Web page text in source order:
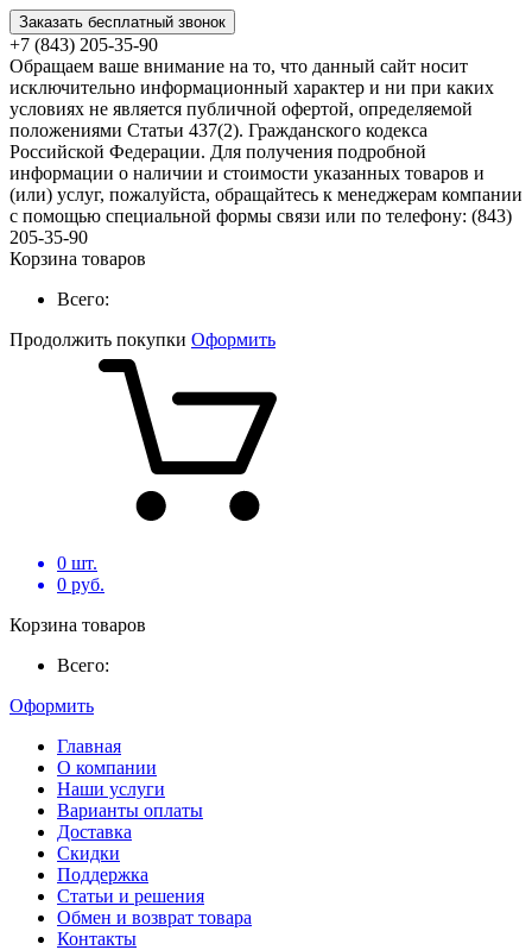
Заказать бесплатный звонок
+7 (843) 205-35-90
Обращаем ваше внимание на то, что данный сайт носит
исключительно информационный характер и ни при каких
условиях не является публичной офертой, определяемой
положениями Статьи 437(2). Гражданского кодекса
Российской Федерации. Для получения подробной
информации о наличии и стоимости указанных товаров и
(или) услуг, пожалуйста, обращайтесь к менеджерам компании
с помощью специальной формы связи или по телефону: (843)
205-35-90
Корзина товаров
Всего:
Продолжить покупки Оформить
0 шт.
0 руб.
Корзина товаров
Всего:
Оформить
Главная
О компании
Наши услуги
Варианты оплаты
Доставка
Скидки
Поддержка
Статьи и решения
Обмен и возврат товара
Контакты